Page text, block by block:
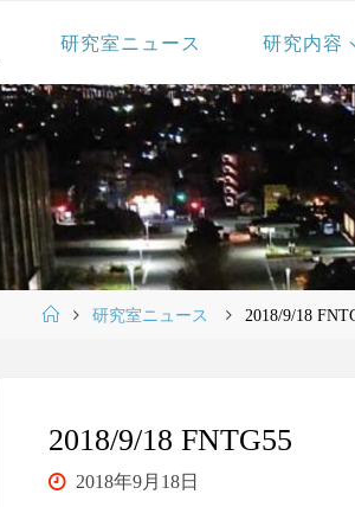
研究室ニュース 研究内容
ホ
研究室ニュース 2018/9/18
2018/9/18 FNTG55
2018年9月18日